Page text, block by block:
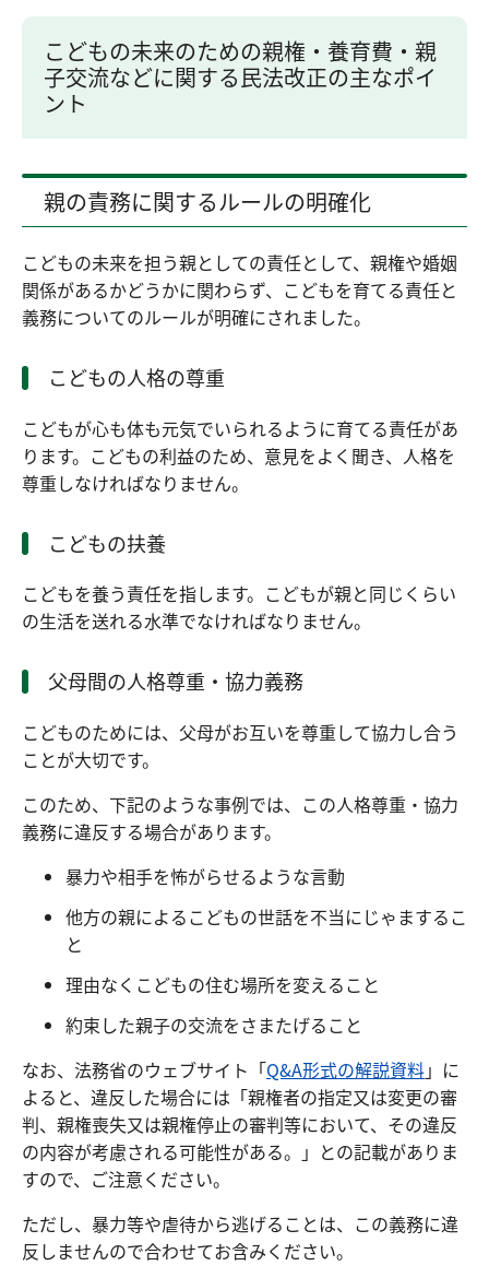
こどもの未来のための親権・養育費・親
子交流などに関する民法改正の主なポイ
ント
親の責務に関するルールの明確化
こどもの未来を担う親としての責任として、親権や婚姻
関係があるかどうかに関わらず、こどもを育てる責任と
義務についてのルールが明確にされました。
こどもの人格の尊重
こどもが心も体も元気でいられるように育てる責任があ
ります。こどもの利益のため、意見をよく聞き、人格を
尊重しなければなりません。
こどもの扶養
こどもを養う責任を指します。こどもが親と同じくらい
の生活を送れる水準でなければなりません。
父母間の人格尊重・協力義務
こどものためには、父母がお互いを尊重して協力し合う
ことが大切です。
このため、下記のような事例では、この人格尊重・協力
義務に違反する場合があります。
暴力や相手を怖がらせるような言動
他方の親によるこどもの世話を不当にじゃまするこ
と
理由なくこどもの住む場所を変えること
約束した親子の交流をさまたげること
なお、法務省のウェブサイト「Q&A形式の解説資料」に
よると、違反した場合には「親権者の指定又は変更の審
判、親権喪失又は親権停止の審判等において、その違反
の内容が考慮される可能性がある。」との記載がありま
すので、ご注意ください。
ただし、暴力等や虐待から逃げることは、この義務に違
反しませんので合わせてお含みください。